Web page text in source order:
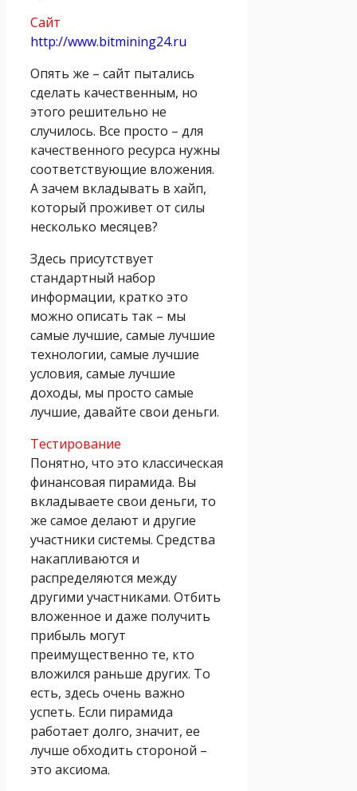
Сайт
http://www.bitmining24.ru
Опять же – сайт пытались
сделать качественным, но
этого решительно не
случилось. Все просто – для
качественного ресурса нужны
соответствующие вложения.
А зачем вкладывать в хайп,
который проживет от силы
несколько месяцев?
Здесь присутствует
стандартный набор
информации, кратко это
можно описать так – мы
самые лучшие, самые лучшие
технологии, самые лучшие
условия, самые лучшие
доходы, мы просто самые
лучшие, давайте свои деньги.
Тестирование
Понятно, что это классическая
финансовая пирамида. Вы
вкладываете свои деньги, то
же самое делают и другие
участники системы. Средства
накапливаются и
распределяются между
другими участниками. Отбить
вложенное и даже получить
прибыль могут
преимущественно те, кто
вложился раньше других. То
есть, здесь очень важно
успеть. Если пирамида
работает долго, значит, ее
лучше обходить стороной –
это аксиома.